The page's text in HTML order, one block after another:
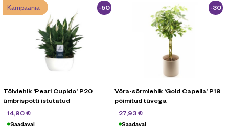
Kampaania
-50
%
Tõlvlehik ‘Pearl Cupido’ P20
ümbrispotti istutatud
14,90€
Saadaval
-30
%
Võra-sõrmlehik ‘Gold Capella’ P19
põimitud tüvega
27,93€
Saadaval